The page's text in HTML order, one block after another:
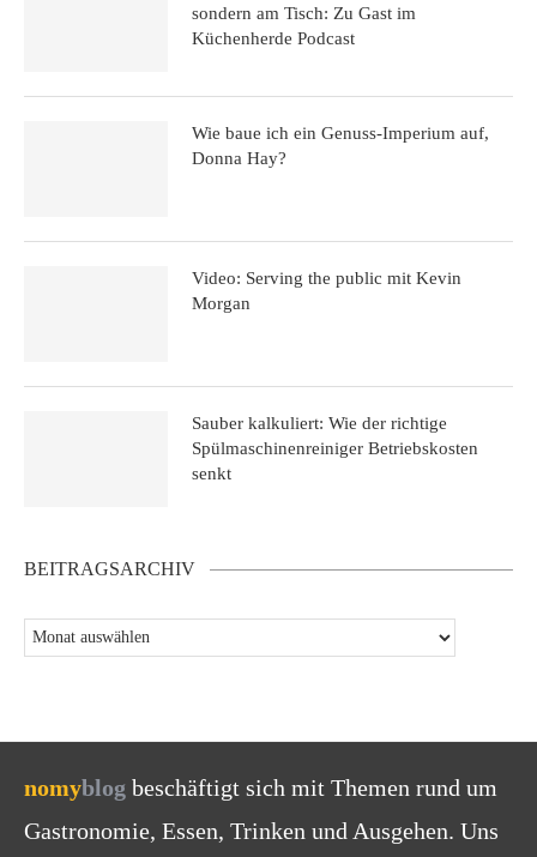
sondern am Tisch: Zu Gast im
Küchenherde Podcast
Wie baue ich ein Genuss-Imperium auf,
Donna Hay?
Video: Serving the public mit Kevin
Morgan
Sauber kalkuliert: Wie der richtige
Spülmaschinenreiniger Betriebskosten
senkt
BEITRAGSARCHIV
nomyblog beschäftigt sich mit Themen rund um
Gastronomie, Essen, Trinken und Ausgehen. Uns